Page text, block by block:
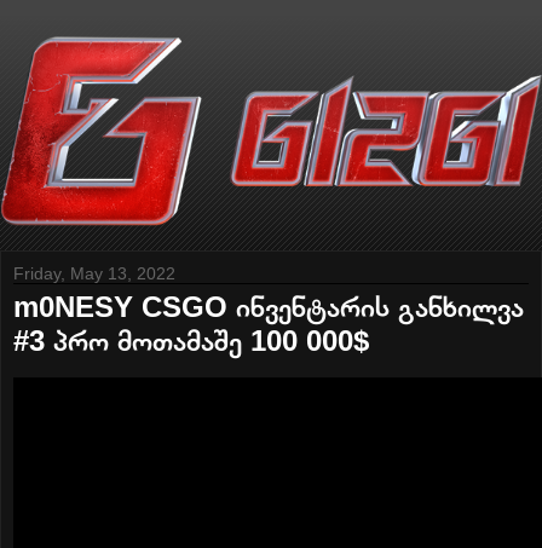
Friday, May 13, 2022
m0NESY CSGO ინვენტარის განხილვა
#3 პრო მოთამაშე 100 000$